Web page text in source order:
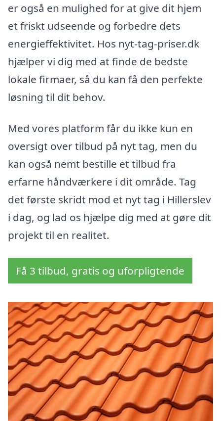
er også en mulighed for at give dit hjem
et friskt udseende og forbedre dets
energieffektivitet. Hos nyt-tag-priser.dk
hjælper vi dig med at finde de bedste
lokale firmaer, så du kan få den perfekte
løsning til dit behov.
Med vores platform får du ikke kun en
oversigt over tilbud på nyt tag, men du
kan også nemt bestille et tilbud fra
erfarne håndværkere i dit område. Tag
det første skridt mod et nyt tag i Hillerslev
i dag, og lad os hjælpe dig med at gøre dit
projekt til en realitet.
Få 3 tilbud, gratis og uforpligtende